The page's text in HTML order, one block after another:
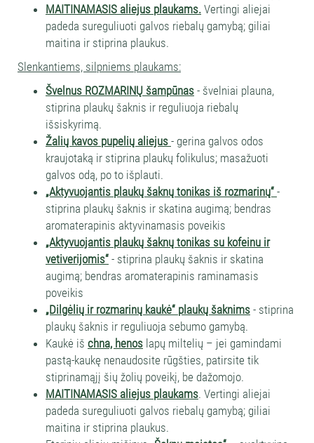
MAITINAMASIS aliejus plaukams. Vertingi aliejai
padeda sureguliuoti galvos riebalų gamybą; giliai
maitina ir stiprina plaukus.
Slenkantiems, silpniems plaukams:
Švelnus ROZMARINŲ šampūnas - švelniai plauna,
stiprina plaukų šaknis ir reguliuoja riebalų
išsiskyrimą.
Žalių kavos pupelių aliejus - gerina galvos odos
kraujotaką ir stiprina plaukų folikulus; masažuoti
galvos odą, po to išplauti.
„Aktyvuojantis plaukų šaknų tonikas iš rozmarinų“ -
stiprina plaukų šaknis ir skatina augimą; bendras
aromaterapinis aktyvinamasis poveikis
„Aktyvuojantis plaukų šaknų tonikas su kofeinu ir
vetiverijomis“ - stiprina plaukų šaknis ir skatina
augimą; bendras aromaterapinis raminamasis
poveikis
„Dilgėlių ir rozmarinų kaukė“ plaukų šaknims - stiprina
plaukų šaknis ir reguliuoja sebumo gamybą.
Kaukė iš chna, henos lapų miltelių – jei gamindami
pastą-kaukę nenaudosite rūgšties, patirsite tik
stiprinamąjį šių žolių poveikį, be dažomojo.
MAITINAMASIS aliejus plaukams. Vertingi aliejai
padeda sureguliuoti galvos riebalų gamybą; giliai
maitina ir stiprina plaukus.